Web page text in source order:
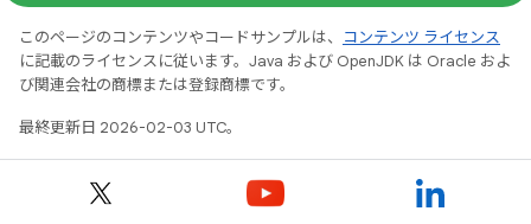
このページのコンテンツやコードサンプルは、
コンテンツ ライセンス
に記載のライセンスに従います。Java および OpenJDK は Oracle およ
び関連会社の商標または登録商標です。
最終更新日 2026-02-03 UTC。